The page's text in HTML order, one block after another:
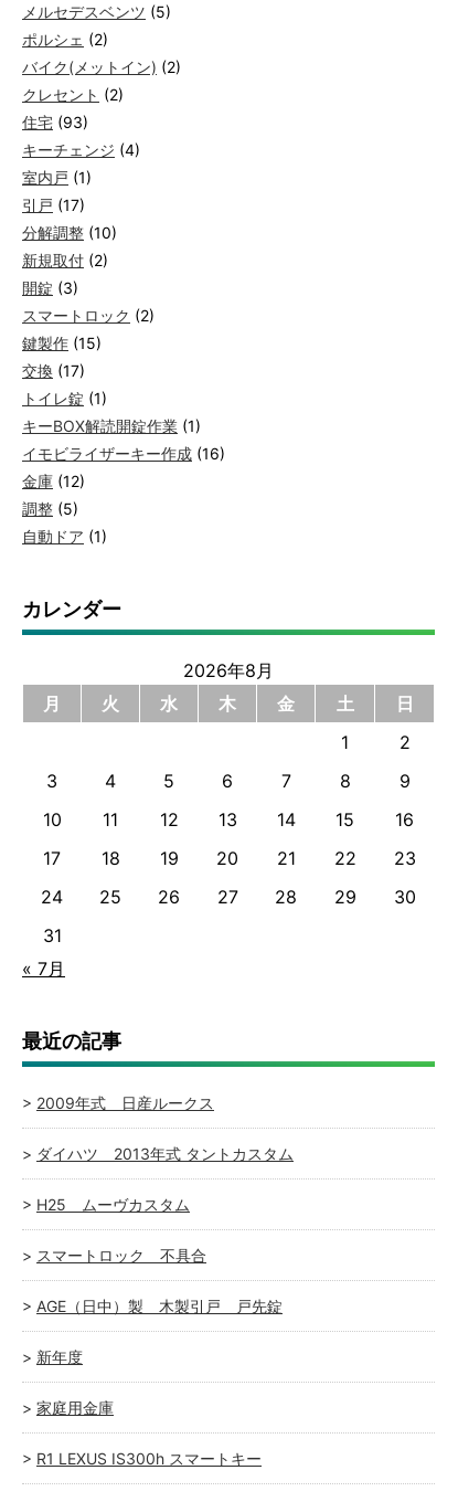
メルセデスベンツ (5)
ポルシェ (2)
バイク(メットイン) (2)
クレセント (2)
住宅 (93)
キーチェンジ (4)
室内戸 (1)
引戸 (17)
分解調整 (10)
新規取付 (2)
開錠 (3)
スマートロック (2)
鍵製作 (15)
交換 (17)
トイレ錠 (1)
キーBOX解読開錠作業 (1)
イモビライザーキー作成 (16)
金庫 (12)
調整 (5)
自動ドア (1)
カレンダー
2026年8月
月
火 水 木 金 土
日
1
2
3
4 5 6 7 8
9
10
11 12 13 14 15
16
17
18 19 20 21 22
23
24
25 26 27 28 29
30
31
« 7月
最近の記事
2009年式 日産ルークス
ダイハツ 2013年式 タントカスタム
H25 ムーヴカスタム
スマートロック 不具合
AGE（日中）製 木製引戸 戸先錠
新年度
家庭用金庫
R1 LEXUS IS300h スマートキー